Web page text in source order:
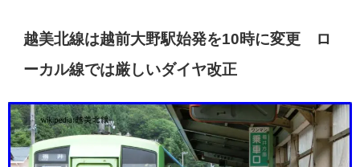
越美北線は越前大野駅始発を10時に変更 ロ
ーカル線では厳しいダイヤ改正